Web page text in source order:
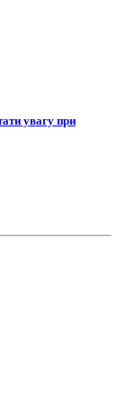
увагу при